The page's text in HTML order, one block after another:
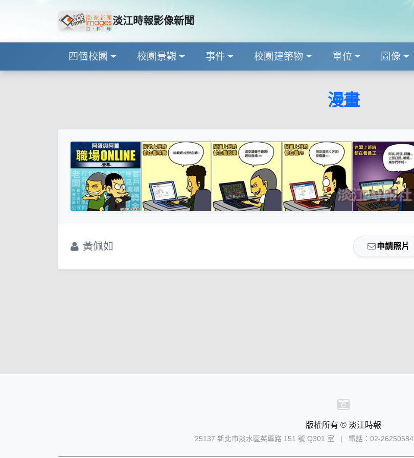
淡江時報影像新聞
四個校園 校園景觀 事件 校園建築物 單位 圖像
漫畫
黃佩如 申請照片
版權所有 © 淡江時報
25137 新北市淡水區英專路 151 號 Q301 室 | 電話：02-26250584